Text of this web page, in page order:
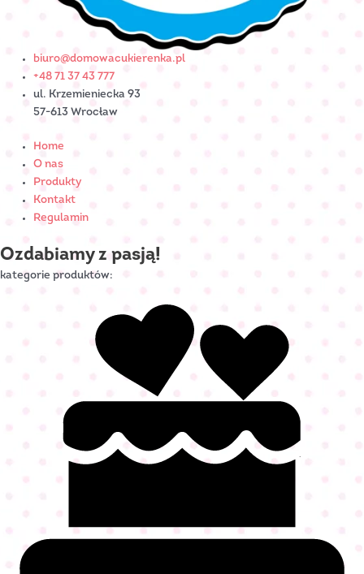
biuro@domowacukierenka.pl
+48 71 37 43 777
ul. Krzemieniecka 93
57-613 Wrocław
Home
O nas
Produkty
Kontakt
Regulamin
Ozdabiamy z pasją!
kategorie produktów: